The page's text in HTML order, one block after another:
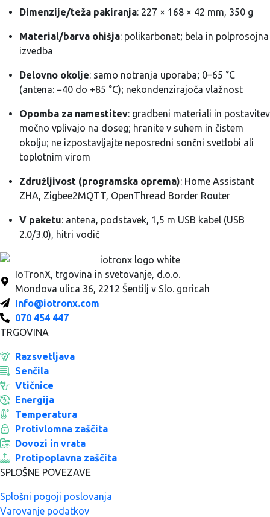
Dimenzije/teža pakiranja: 227 × 168 × 42 mm, 350 g
Material/barva ohišja: polikarbonat; bela in polprosojna
izvedba
Delovno okolje: samo notranja uporaba; 0–65 °C
(antena: −40 do +85 °C); nekondenzirajoča vlažnost
Opomba za namestitev: gradbeni materiali in postavitev
močno vplivajo na doseg; hranite v suhem in čistem
okolju; ne izpostavljajte neposredni sončni svetlobi ali
toplotnim virom
Združljivost (programska oprema): Home Assistant
ZHA, Zigbee2MQTT, OpenThread Border Router
V paketu: antena, podstavek, 1,5 m USB kabel (USB
2.0/3.0), hitri vodič
IoTronX, trgovina in svetovanje, d.o.o.
Mondova ulica 36, 2212 Šentilj v Slo. goricah
Info@iotronx.com
070 454 447
TRGOVINA
Razsvetljava
Senčila
Vtičnice
Energija
Temperatura
Protivlomna zaščita
Dovozi in vrata
Protipoplavna zaščita
SPLOŠNE POVEZAVE
Splošni pogoji poslovanja
Varovanje podatkov